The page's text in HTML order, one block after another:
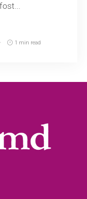
1 min read